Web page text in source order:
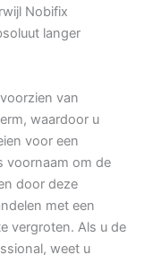
Nobifix
langer
van
waardoor u
voor een
voornaam om de
door deze
met een
vergroten. Als u de
weet u